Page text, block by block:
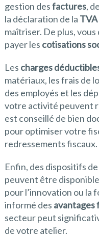
gestion desfactures,
la déclaration de la TVA
maîtriser. De plus,
payer les cotisations
Les charges
matériaux, les frais de
des employés et les
votre activité peuvent
est conseillé de bien
pour optimiser votre
redressements fiscaux.
Enfin, des dispositifs
peuvent être
pour l’innovation ou la
informé des avantages
secteur peut
de votre atelier.